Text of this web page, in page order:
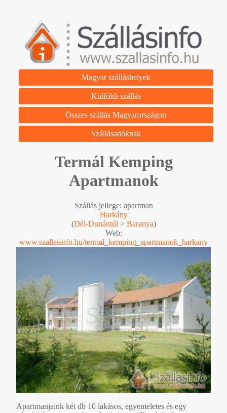
Magyar szálláshelyek
Külföldi szállás
Összes szállás Magyarországon
Szállásadóknak
Termál Kemping
Apartmanok
Szállás jellege: apartman
Harkány
(Dél-Dunántúl > Baranya)
Web:
www.szallasinfo.hu/termal_kemping_apartmanok_harkany
Apartmanjaink két db 10 lakásos, egyemeletes és egy